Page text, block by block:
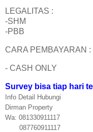
LEGALITAS :
-SHM
-PBB
CARA PEMBAYARAN :
- CASH ONLY
Survey bisa tiap hari
Info Detail Hubungi
Dirman Property
Wa: 081330911117
087760911117